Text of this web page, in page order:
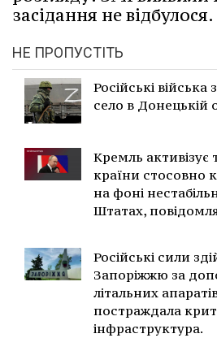
засідання не відбулося.
НЕ ПРОПУСТІТЬ
Російські
село в Донецькій
Кремль активізує
країни стосовно
на фоні
Штатах,
Російські сили
Запоріжжю за
літальних
постраждала
інфраструктура.